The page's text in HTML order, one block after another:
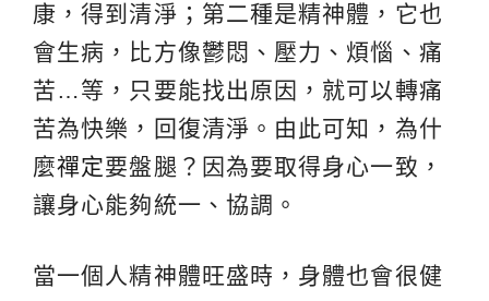
康，得到清淨；第二種是精神體，它也
會生病，比方像鬱悶、壓力、煩惱、痛
苦…等，只要能找出原因，就可以轉痛
苦為快樂，回復清淨。由此可知，為什
麼禪定要盤腿？因為要取得身心一致，
讓身心能夠統一、協調。
當一個人精神體旺盛時，身體也會很健